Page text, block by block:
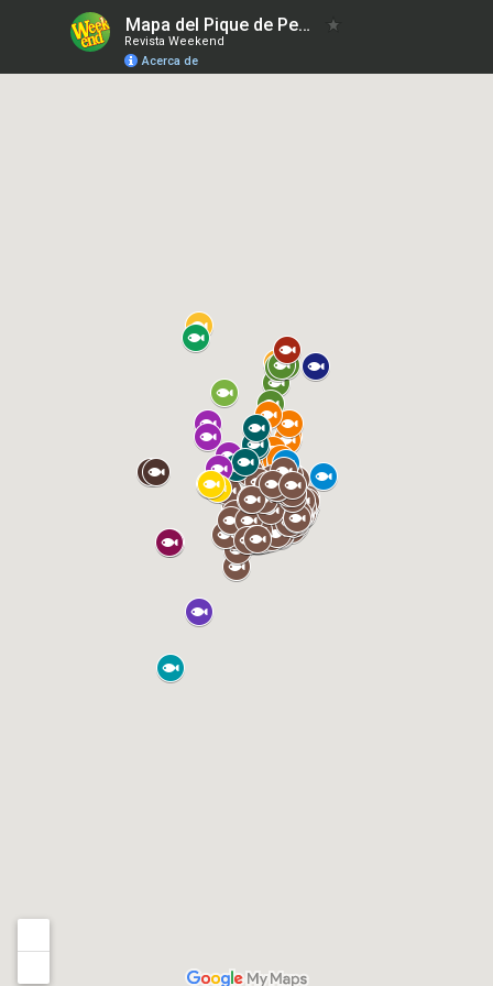
Mapa del Pique de Pesca 23-12-2022
Revista Weekend
Acerca de